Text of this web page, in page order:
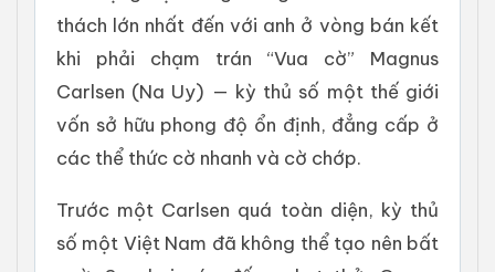
thách lớn nhất đến với anh ở vòng bán kết
khi phải chạm trán “Vua cờ” Magnus
Carlsen (Na Uy) — kỳ thủ số một thế giới
vốn sở hữu phong độ ổn định, đẳng cấp ở
các thể thức cờ nhanh và cờ chớp.
Trước một Carlsen quá toàn diện, kỳ thủ
số một Việt Nam đã không thể tạo nên bất